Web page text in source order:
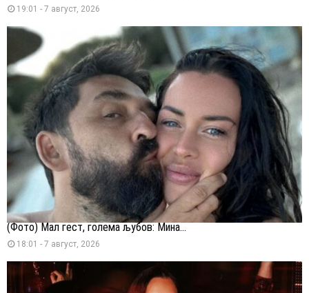
19:01 - 7 август, 2026
(Фото) Мал гест, голема љубов: Мина...
18:01 - 7 август, 2026